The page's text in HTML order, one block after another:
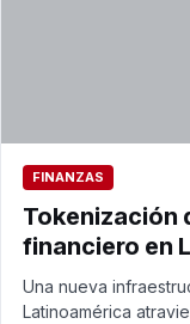
FINANZAS
Tokenización
financiero en
Una nueva
Latinoamérica